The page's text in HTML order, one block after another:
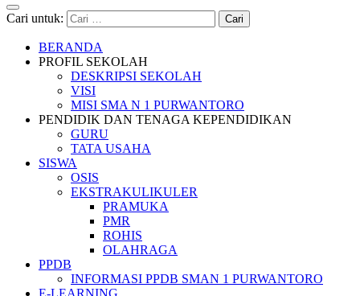
Cari untuk:
BERANDA
PROFIL SEKOLAH
DESKRIPSI SEKOLAH
VISI
MISI SMA N 1 PURWANTORO
PENDIDIK DAN TENAGA KEPENDIDIKAN
GURU
TATA USAHA
SISWA
OSIS
EKSTRAKULIKULER
PRAMUKA
PMR
ROHIS
OLAHRAGA
PPDB
INFORMASI PPDB SMAN 1 PURWANTORO
E-LEARNING